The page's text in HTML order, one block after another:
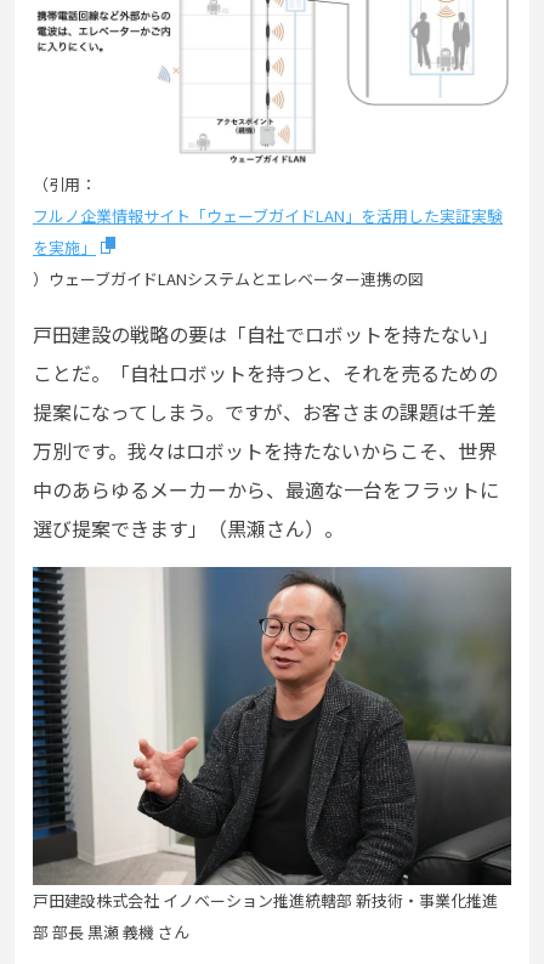
（引用：
フルノ企業情報サイト「ウェーブガイドLAN」を活用した実証実験
を実施」
）ウェーブガイドLANシステムとエレベーター連携の図
戸田建設の戦略の要は「自社でロボットを持たない」
ことだ。「自社ロボットを持つと、それを売るための
提案になってしまう。ですが、お客さまの課題は千差
万別です。我々はロボットを持たないからこそ、世界
中のあらゆるメーカーから、最適な一台をフラットに
選び提案できます」（黒瀬さん）。
戸田建設株式会社 イノベーション推進統轄部 新技術・事業化推進
部 部長 黒瀬 義機 さん